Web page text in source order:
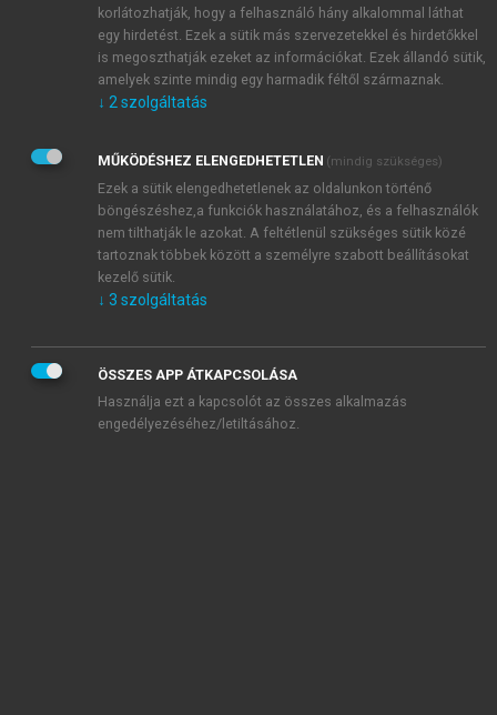
Kérek értesítést a MeRSZ újdonságairól, akcióiról.
Kérek értesítést az Akadémiai Kiadó Zrt. újdonságairól,
Adatkezelési tájékoztatóbanfoglaltakat tudomásul
veszem és elfogadom.
Általános vásárlási feltételeket, valamint a szotar.netés a
mersz.huoldalak licencszerződéseiben foglaltakat
tudomásul veszem és elfogadom.
KIPRÓBÁLOM
korlátozhatják, hogy a felhasználó hány alkalommal láthat
egy hirdetést. Ezek a sütik más szervezetekkel és hirdetőkkel
is megoszthatják ezeket az információkat. Ezek állandó sütik,
amelyek szinte mindig egy harmadik féltől származnak.
↓ 2 szolgáltatás
MŰKÖDÉSHEZ ELENGEDHETETLEN (mindig szükséges)
Ezek a sütik elengedhetetlenek az oldalunkon történő
böngészéshez,a funkciók használatához, és a felhasználók
nem tilthatják le azokat. A feltétlenül szükséges sütik közé
tartoznak többek között a személyre szabott beállításokat
kezelő sütik.
↓ 3 szolgáltatás
ÖSSZES APP ÁTKAPCSOLÁSA
Használja ezt a kapcsolót az összes alkalmazás
engedélyezéséhez/letiltásához.